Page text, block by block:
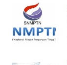
WN
TANJUNG